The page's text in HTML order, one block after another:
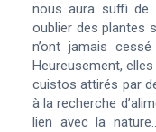
nous aura suffi de
oublier des plantes
n’ont jamais
Heureusement,
cuistos attirés par
à la recherche
lien avec la